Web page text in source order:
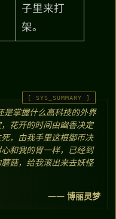
子里来打
架。
是掌握什么高科技的外界
花开的时间由幽香决定
，由我手里这根御币决
和我的胃一样，已经到
菇，给我滚出来去妖怪
—— 博丽灵梦